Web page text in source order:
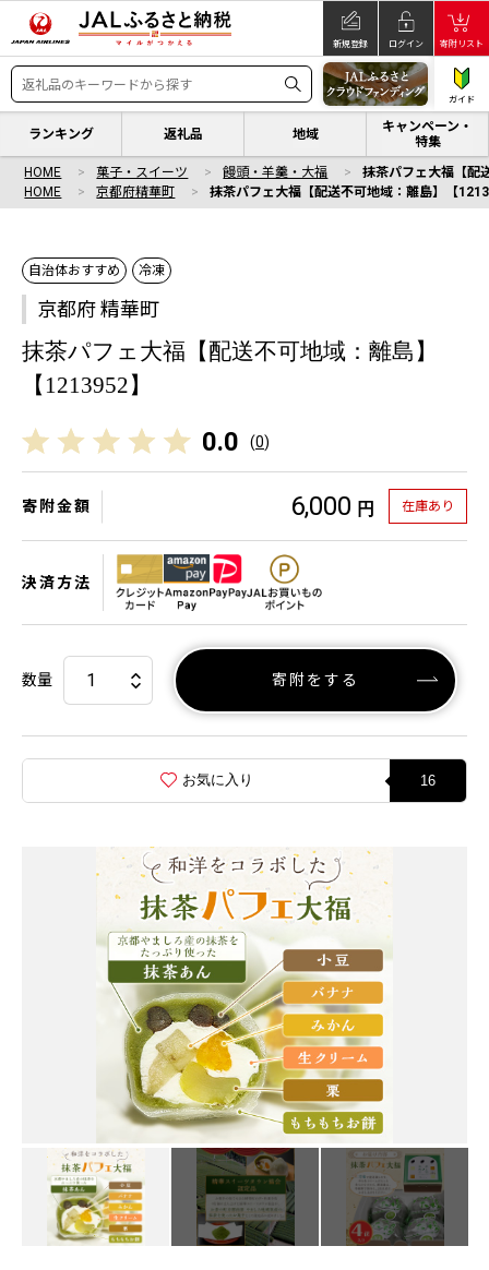
新規登録 ログイン 寄附リスト
ガイド
ランキング 返礼品 地域
キャンペーン・
特集
HOME 菓子・スイーツ 饅頭・羊羹・大福
抹茶パフェ大福【配
HOME
京都府精華町 抹茶パフェ大福【配送不可地域：離島】【
自治体おすすめ 冷凍
京都府 精華町
抹茶パフェ大福【配送不可地域：離島】
【1213952】
0.0 (0)
寄附金額 6,000 円 在庫あり
決済方法
数量 寄附をする
お気に入り 16